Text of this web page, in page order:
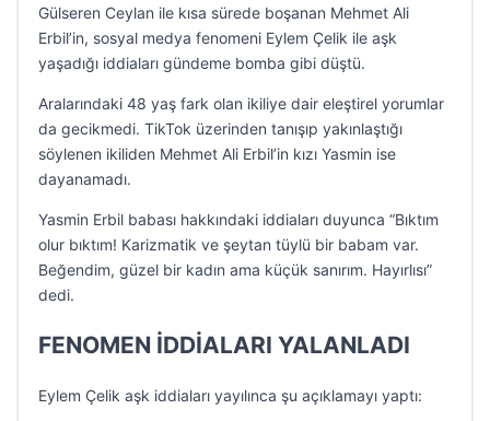
Gülseren Ceylan ile kısa sürede boşanan Mehmet Ali
Erbil’in, sosyal medya fenomeni Eylem Çelik ile aşk
yaşadığı iddiaları gündeme bomba gibi düştü.
Aralarındaki 48 yaş fark olan ikiliye dair eleştirel yorumlar
da gecikmedi. TikTok üzerinden tanışıp yakınlaştığı
söylenen ikiliden Mehmet Ali Erbil’in kızı Yasmin ise
dayanamadı.
Yasmin Erbil babası hakkındaki iddiaları duyunca “Bıktım
olur bıktım! Karizmatik ve şeytan tüylü bir babam var.
Beğendim, güzel bir kadın ama küçük sanırım. Hayırlısı”
dedi.
FENOMEN İDDİALARI YALANLADI
Eylem Çelik aşk iddiaları yayılınca şu açıklamayı yaptı: